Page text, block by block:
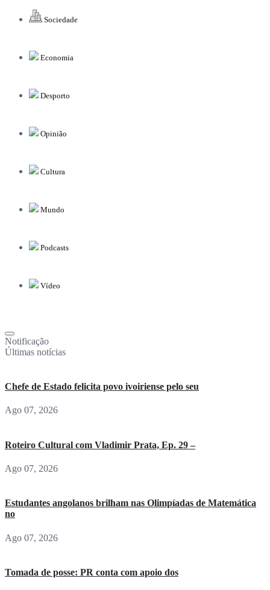
Sociedade
Economia
Desporto
Opinião
Cultura
Mundo
Podcasts
Vídeo
Notificação
Últimas notícias
Chefe de Estado felicita povo ivoiriense pelo seu
Ago 07, 2026
Roteiro Cultural com Vladimir Prata, Ep. 29 –
Ago 07, 2026
Estudantes angolanos brilham nas Olimpíadas de Matemática
no
Ago 07, 2026
Tomada de posse: PR conta com apoio dos